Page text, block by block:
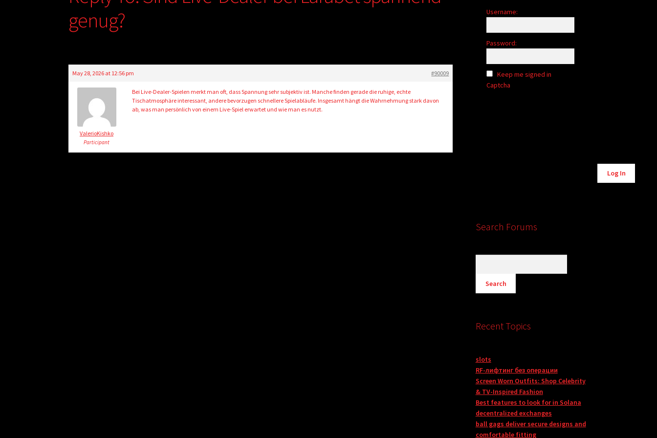
genug?
May 28, 2026 at 12:56 pm #90009
ValerioKishko
Participant
Bei Live-Dealer-Spielen merkt man oft, dass Spannung sehr subjektiv ist. Manche finden gerade die ruhige, echte
Tischatmosphäre interessant, andere bevorzugen schnellere Spielabläufe. Insgesamt hängt die Wahrnehmung stark davon
ab, was man persönlich von einem Live-Spiel erwartet und wie man es nutzt.
Username:
Password:
Keep me signed in
Captcha
Log In
Search Forums
Recent Topics
slots
RF-лифтинг без операции
Screen Worn Outfits: Shop Celebrity
& TV-Inspired Fashion
Best features to look for in Solana
decentralized exchanges
ball gags deliver secure designs and
comfortable fitting